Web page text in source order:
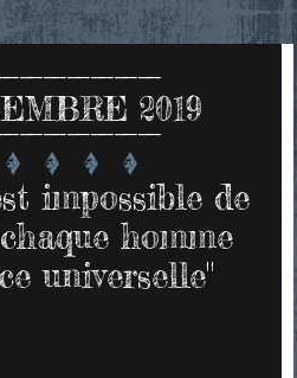
2019
impossible de
homme
universelle"